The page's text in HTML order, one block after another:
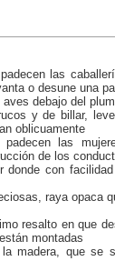
padecen las
o desune una
debajo del
y de billar,
oblicuamente
padecen las
de los
donde con
raya opaca
resalto en que
montadas
madera, que se